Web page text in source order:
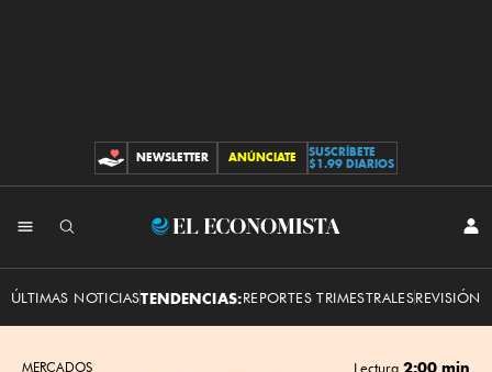
CONTRIBUCIONES
NEWSLETTER ANÚNCIATE
SUSCRÍBETE
$1.99 DIARIOS
El
ÚLTIMAS NOTICIASTENDENCIAS:REPORTES TRIMESTRALESREVISIÓN
MERCADOS Lectura 2:00 min